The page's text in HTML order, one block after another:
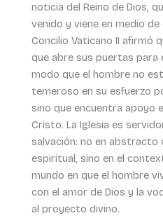
noticia del Reino de Dios,
venido y viene en medio
Concilio Vaticano II afirmó
que abre sus puertas para
modo que el hombre no
temeroso en su esfuerzo
sino que encuentra apoyo
Cristo. La Iglesia es
salvación: no en abstracto
espiritual, sino en el
mundo en que el hombre
con el amor de Dios y la
al proyecto divino.